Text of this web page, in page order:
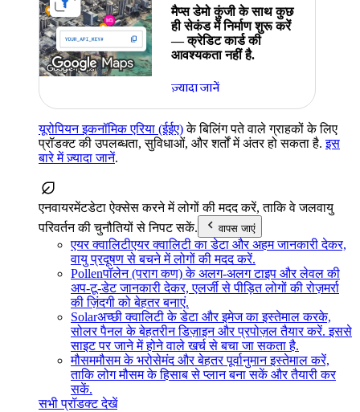
मैप्स डेमो कुंजी के साथ कुछ
ही सेकंड में निर्माण शुरू करें
— क्रेडिट कार्ड की
आवश्यकता नहीं है.
ज़्यादा जानें
यूरोपियन इकनॉमिक एरिया (ईईए)के बिलिंग पते वाले ग्राहकों के लिए
प्रॉडक्ट की उपलब्धता, सुविधाओं, और शर्तों में अंतर हो सकता है.इस
बारे में ज़्यादा जानें.
एनवायरमेंटडेटा ऐक्सेस करने में लोगों की मदद करें, ताकि वे जलवायु
परिवर्तन की चुनौतियों से निपट सकें.
वापस जाएं
एयर क्वालिटीएयर क्वालिटी का डेटा और अहम जानकारी देकर,
वायु प्रदूषण से बचने में लोगों की मदद करें.
Pollenपॉलेन (पराग कण) के अलग-अलग टाइप और लेवल की
अप-टू-डेट जानकारी देकर, एलर्जी से पीड़ित लोगों की रोज़मर्रा
की ज़िंदगी को बेहतर बनाएं.
Solarअच्छी क्वालिटी के डेटा और इमेज का इस्तेमाल करके,
सोलर पैनल के बेहतरीन डिज़ाइन और प्रपोज़ल तैयार करें. इससे
साइट पर जाने में होने वाले खर्च से बचा जा सकता है.
मौसममौसम के भरोसेमंद और बेहतर पूर्वानुमान इस्तेमाल करें,
ताकि लोग मौसम के हिसाब से प्लान बना सकें और तैयारी कर
सकें.
सभी प्रॉडक्ट देखें